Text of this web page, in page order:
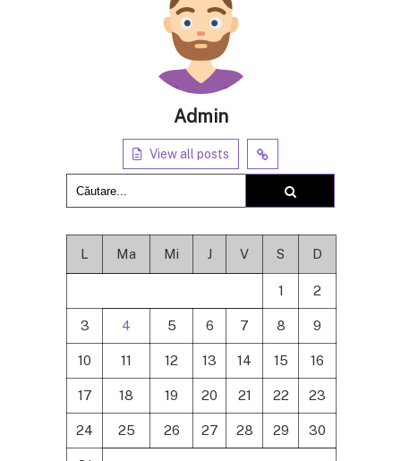
Admin
View all posts
L Ma Mi J V S D
1 2
3 4 5 6 7 8 9
10 11 12 13 14 15 16
17 18 19 20 21 22 23
24 25 26 27 28 29 30